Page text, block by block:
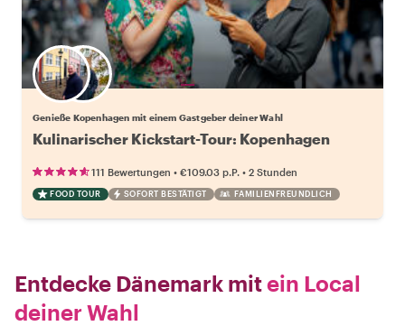
Wähle deinen Lieblingsgastgeber
Genieße Kopenhagen mit einem Gastgeber deiner Wahl
Kulinarischer Kickstart-Tour: Kopenhagen
111 Bewertungen • €109.03 p.P. • 2 Stunden
FOOD TOUR SOFORT BESTÄTIGT FAMILIENFREUNDLICH
Entdecke Dänemark mitein Local
deiner Wahl